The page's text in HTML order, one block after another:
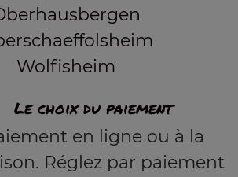
Wolfisheim
Le choix du paiement
en ligne ou à la
Réglez par paiement